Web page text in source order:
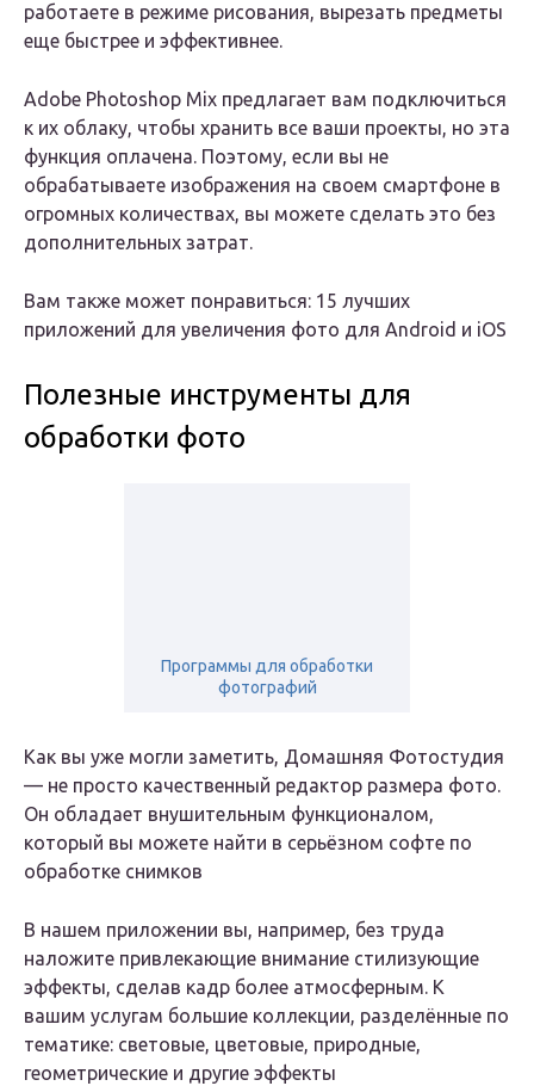
работаете в режиме рисования, вырезать предметы
еще быстрее и эффективнее.
Adobe Photoshop Mix предлагает вам подключиться
к их облаку, чтобы хранить все ваши проекты, но эта
функция оплачена. Поэтому, если вы не
обрабатываете изображения на своем смартфоне в
огромных количествах, вы можете сделать это без
дополнительных затрат.
Вам также может понравиться: 15 лучших
приложений для увеличения фото для Android и iOS
Полезные инструменты для
обработки фото
Программы для обработки
фотографий
Как вы уже могли заметить, Домашняя Фотостудия
— не просто качественный редактор размера фото.
Он обладает внушительным функционалом,
который вы можете найти в серьёзном софте по
обработке снимков
В нашем приложении вы, например, без труда
наложите привлекающие внимание стилизующие
эффекты, сделав кадр более атмосферным. К
вашим услугам большие коллекции, разделённые по
тематике: световые, цветовые, природные,
геометрические и другие эффекты